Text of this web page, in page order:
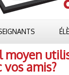
moyen
vos amis?